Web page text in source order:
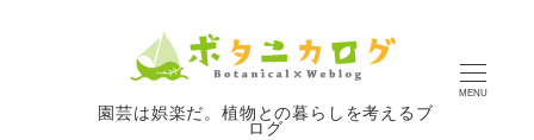
園芸は娯楽だ。植物との暮らしを考えるブ
ログ
MENU